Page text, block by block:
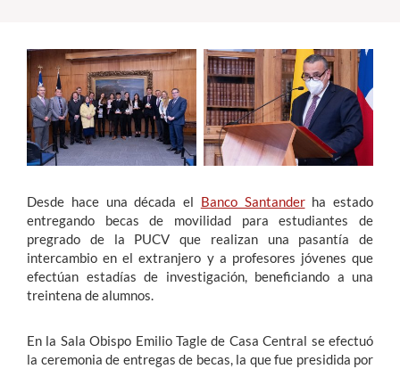
Funcionarios
Alumni
Desde hace una década el Banco Santanderha estado
entregando becas de movilidad para estudiantes de
pregrado de la PUCV que realizan una pasantía de
intercambio en el extranjero y a profesores jóvenes que
efectúan estadías de investigación, beneficiando a una
treintena de alumnos.
En la Sala Obispo Emilio Tagle de Casa Central se efectuó
la ceremonia de entregas de becas, la que fue presidida por